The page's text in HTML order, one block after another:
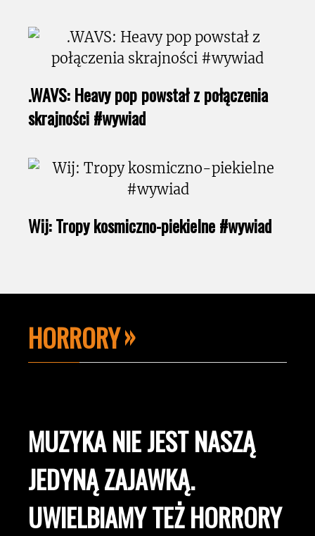
.WAVS: Heavy pop powstał z połączenia
skrajności #wywiad
Wij: Tropy kosmiczno-piekielne #wywiad
HORRORY
MUZYKA NIE JEST NASZĄ
JEDYNĄ ZAJAWKĄ.
UWIELBIAMY TEŻ HORRORY